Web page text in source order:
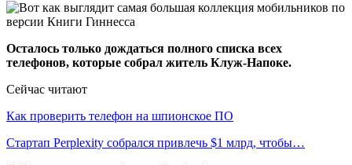
Осталось только дождаться полного списка всех
телефонов, которые собрал житель Клуж-Напоке.
Сейчас читают
Как проверить телефон на шпионское ПО
Стартап Perplexity собрался привлечь $1 млрд, чтобы…